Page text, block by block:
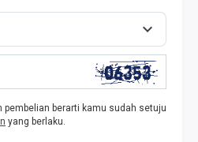
pembelian berarti kamu sudah setuju
yang berlaku.